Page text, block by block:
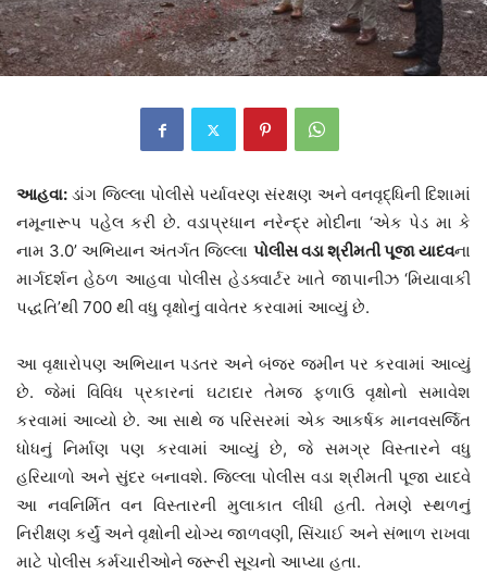
આહવા: ડાંગ જિલ્લા પોલીસે પર્યાવરણ સંરક્ષણ અને વનવૃદ્ધિની દિશામાં
નમૂનારૂપ પહેલ કરી છે. વડાપ્રધાન નરેન્દ્ર મોદીના ‘એક પેડ મા કે
નામ 3.0’ અભિયાન અંતર્ગત જિલ્લા પોલીસ વડા શ્રીમતી પૂજા યાદવના
માર્ગદર્શન હેઠળ આહવા પોલીસ હેડક્વાર્ટર ખાતે જાપાનીઝ ‘મિયાવાકી
પદ્ધતિ’થી 700 થી વધુ વૃક્ષોનું વાવેતર કરવામાં આવ્યું છે.
આ વૃક્ષારોપણ અભિયાન પડતર અને બંજર જમીન પર કરવામાં આવ્યું
છે. જેમાં વિવિધ પ્રકારનાં ઘટાદાર તેમજ ફળાઉ વૃક્ષોનો સમાવેશ
કરવામાં આવ્યો છે. આ સાથે જ પરિસરમાં એક આકર્ષક માનવસર્જિત
ધોધનું નિર્માણ પણ કરવામાં આવ્યું છે, જે સમગ્ર વિસ્તારને વધુ
હરિયાળો અને સુંદર બનાવશે. જિલ્લા પોલીસ વડા શ્રીમતી પૂજા યાદવે
આ નવનિર્મિત વન વિસ્તારની મુલાકાત લીધી હતી. તેમણે સ્થળનું
નિરીક્ષણ કર્યું અને વૃક્ષોની યોગ્ય જાળવણી, સિંચાઈ અને સંભાળ રાખવા
માટે પોલીસ કર્મચારીઓને જરૂરી સૂચનો આપ્યા હતા.